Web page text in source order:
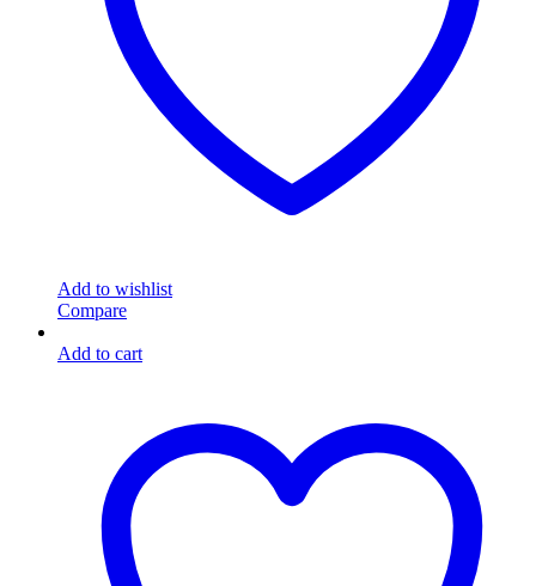
Add to wishlist
Compare
Add to cart